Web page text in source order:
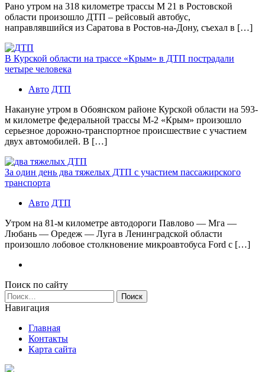
Рано утром на 318 километре трассы М 21 в Ростовской
области произошло ДТП – рейсовый автобус,
направлявшийся из Саратова в Ростов-на-Дону, съехал в […]
В Курской области на трассе «Крым» в ДТП пострадали
четыре человека
Авто ДТП
Накануне утром в Обоянском районе Курской области на 593-
м километре федеральной трассы М-2 «Крым» произошло
серьезное дорожно-транспортное происшествие с участием
двух автомобилей. В […]
За один день два тяжелых ДТП с участием пассажирского
транспорта
Авто ДТП
Утром на 81-м километре автодороги Павлово — Мга —
Любань — Оредеж — Луга в Ленинградской области
произошло лобовое столкновение микроавтобуса Ford с […]
Поиск по сайту
Найти:
Навигация
Главная
Контакты
Карта сайта